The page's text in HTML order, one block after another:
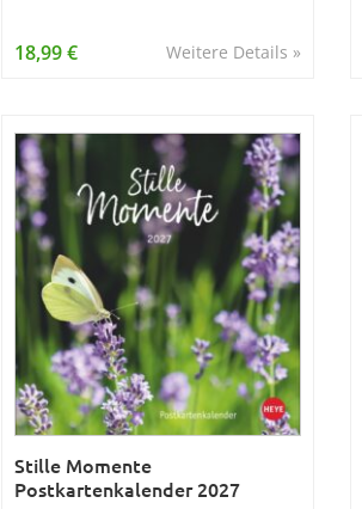
Weitere Details »
18,99 €
Stille Momente
Postkartenkalender 2027